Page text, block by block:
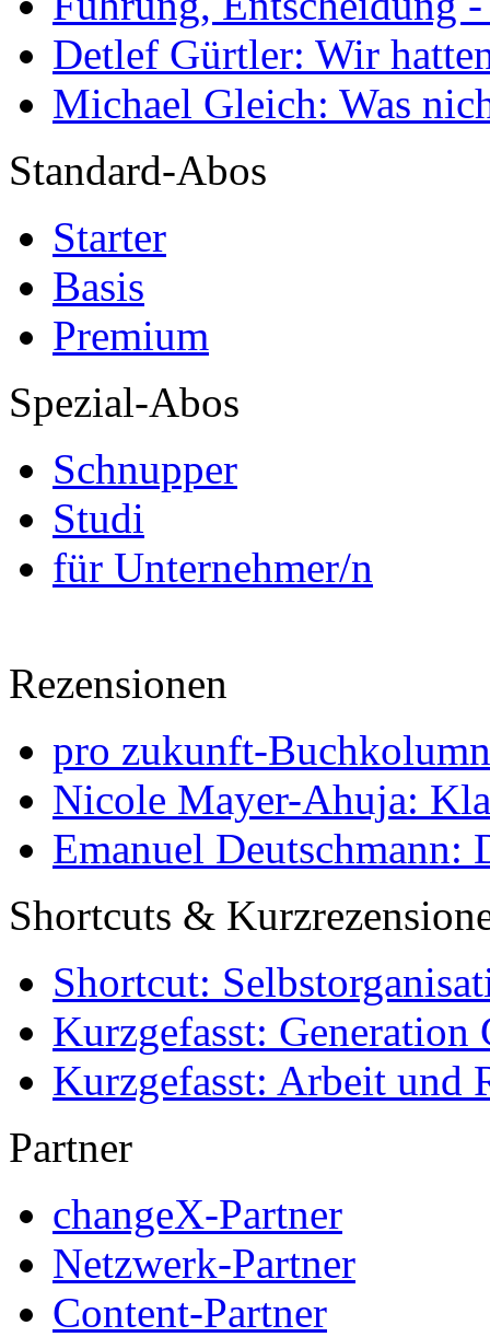
Detlef Gürtler: Wir
Michael Gleich: Was
Standard-Abos
Starter
Basis
Premium
Spezial-Abos
Schnupper
Studi
für Unternehmer/n
Rezensionen
pro zukunft-
Nicole Mayer-Ahuja:
Emanuel Deutschmann:
Shortcuts &
Shortcut:
Kurzgefasst: Generation
Kurzgefasst: Arbeit und
Partner
changeX-Partner
Netzwerk-Partner
Content-Partner